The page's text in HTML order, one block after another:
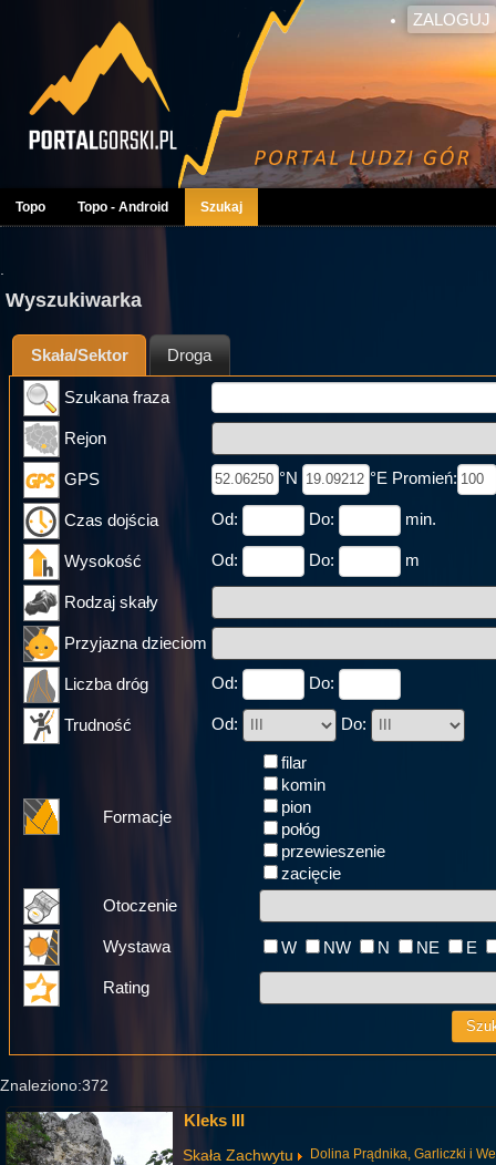
ZALOGUJ
Topo Topo - Android Szukaj
Wyszukiwarka
Skała/Sektor Droga
Szukana fraza
Rejon
GPS °N °E Promień:
Czas dojścia Od: Do: min.
Wysokość Od: Do: m
Rodzaj skały
Przyjazna dzieciom
Liczba dróg Od: Do:
Trudność Od: Do:
Formacje
filar
komin
pion
połóg
przewieszenie
zacięcie
Otoczenie
Wystawa W NW N NE E
Rating
Znaleziono:372
Kleks III
Skała Zachwytu Dolina Prądnika, Garliczki i